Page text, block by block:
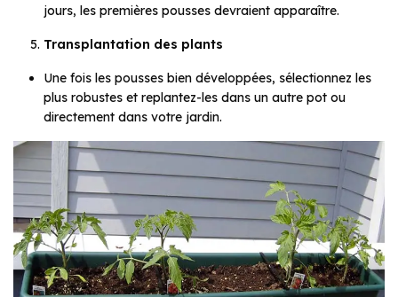
jours, les premières pousses devraient apparaître.
Transplantation des plants
Une fois les pousses bien développées, sélectionnez les
plus robustes et replantez-les dans un autre pot ou
directement dans votre jardin.